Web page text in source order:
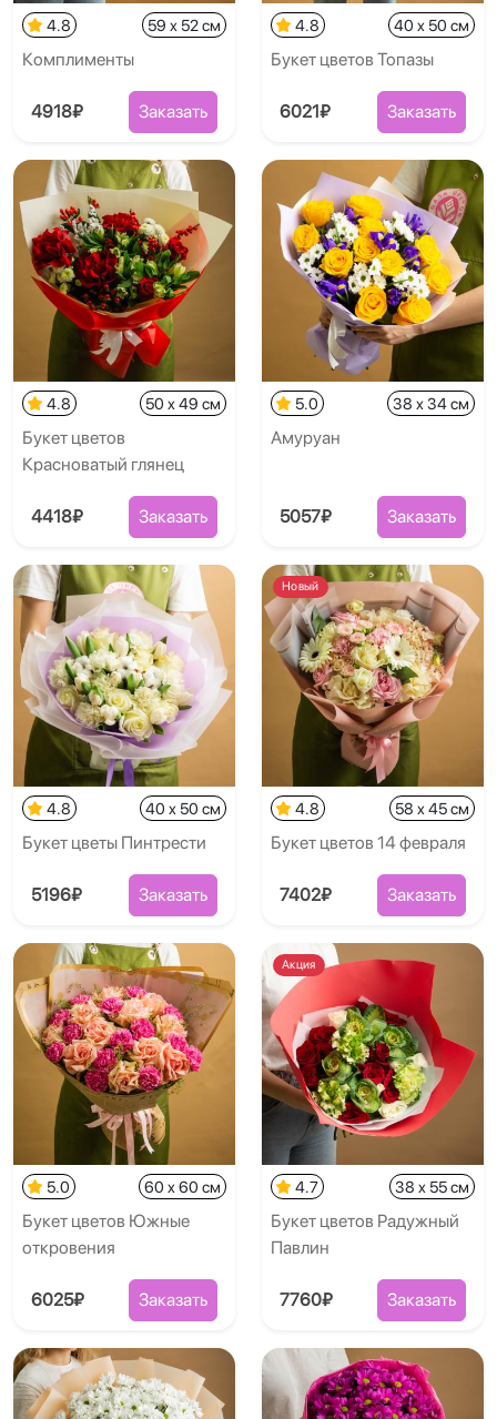
4.8 59 x 52 см
Комплименты
4918₽ Заказать
4.8 40 x 50 см
Букет цветов Топазы
6021₽ Заказать
4.8 50 x 49 см
Букет цветов
Красноватый глянец
4418₽ Заказать
5.0 38 x 34 см
Амуруан
5057₽ Заказать
4.8 40 x 50 см
Букет цветы Пинтрести
5196₽ Заказать
Новый
4.8 58 x 45 см
Букет цветов 14 февраля
7402₽ Заказать
5.0 60 x 60 см
Букет цветов Южные
откровения
6025₽ Заказать
Акция
4.7 38 x 55 см
Букет цветов Радужный
Павлин
7760₽ Заказать